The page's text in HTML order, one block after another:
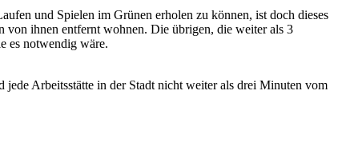
und Spielen im Grünen erholen zu können, ist doch dieses
von ihnen entfernt wohnen. Die übrigen, die weiter als 3
es notwendig wäre.
Arbeitsstätte in der Stadt nicht weiter als drei Minuten vom